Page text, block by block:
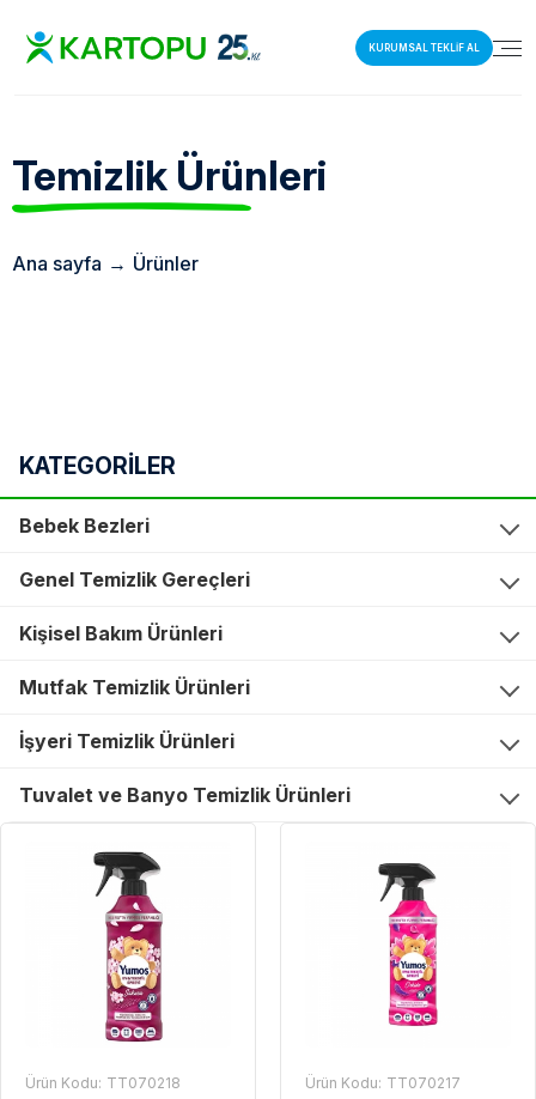
KURUMSAL TEKLİF AL
Temizlik Ürünleri
Ana sayfa → Ürünler
KATEGORİLER
Bebek Bezleri
Genel Temizlik Gereçleri
Kişisel Bakım Ürünleri
Mutfak Temizlik Ürünleri
İşyeri Temizlik Ürünleri
Tuvalet ve Banyo Temizlik Ürünleri
Ürün Kodu: TT070218 Ürün Kodu: TT070217